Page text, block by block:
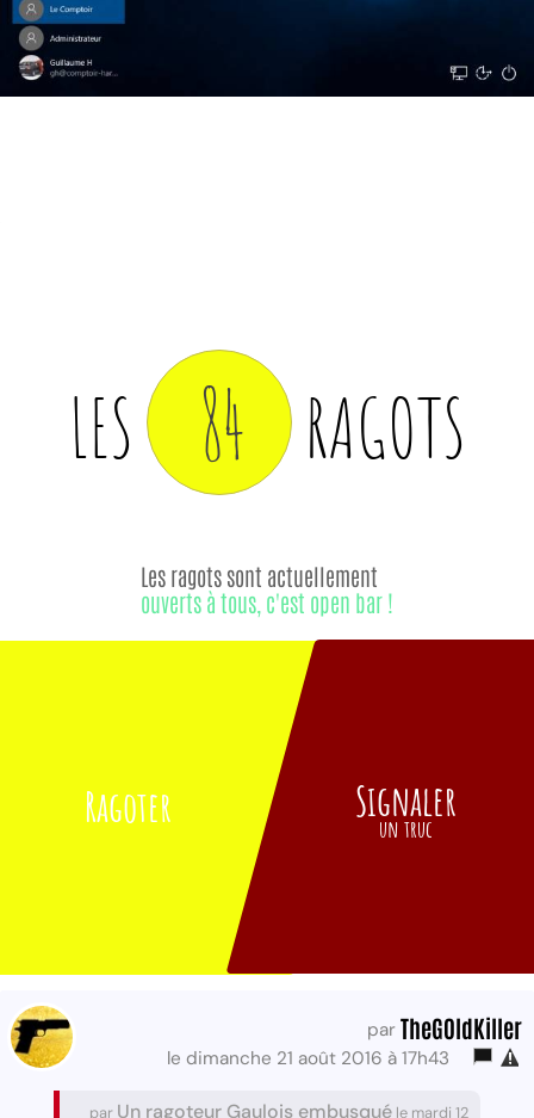
LES 84 RAGOTS
Ragoter
Les ragots sont actuellement
ouverts à tous, c'est open bar !
Signaler
un truc
par TheG0ldKiller
le dimanche 21 août 2016 à 17h43
par Un ragoteur Gaulois embusqué le mardi 12